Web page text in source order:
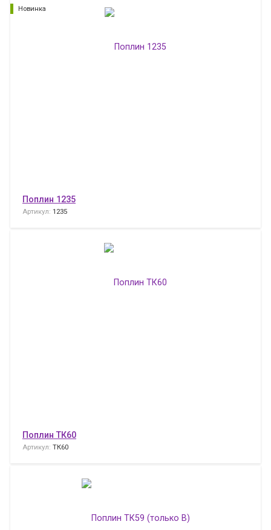
Новинка
Поплин 1235
Артикул: 1235
Поплин ТК60
Артикул: ТК60